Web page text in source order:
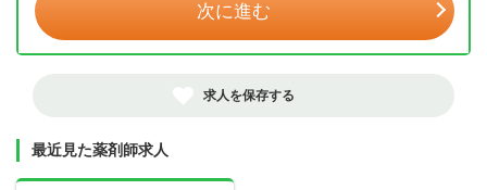
次に進む
求人を保存する
最近見た薬剤師求人